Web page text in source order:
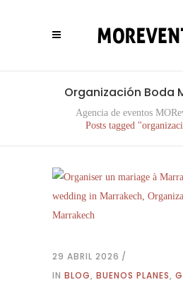
Organización Boda
Agencia de eventos
Posts tagged
29 ABRIL 2026
IN BLOG, BUENOS PLANES,